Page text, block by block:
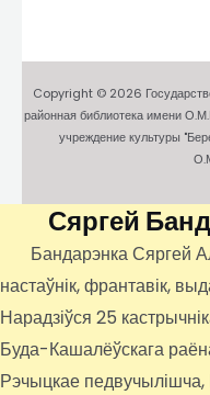
Copyright © 2026
районная библиотека имени
учреждение культуры
Сяргей
Бандарэнка Сяргей
настаўнік, франтавік,
Нарадзіўся 25
Буда-Кашалёўскага
Рэчыцкае педвучылішча,